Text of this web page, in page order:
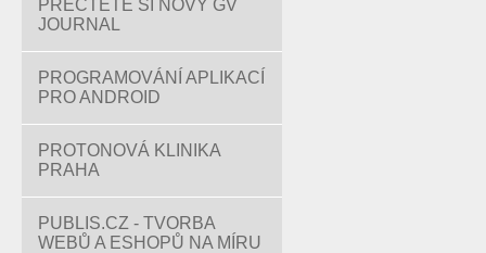
PŘEČTĚTE SI NOVÝ GV
JOURNAL
PROGRAMOVÁNÍ APLIKACÍ
PRO ANDROID
PROTONOVÁ KLINIKA
PRAHA
PUBLIS.CZ - TVORBA
WEBŮ A ESHOPŮ NA MÍRU